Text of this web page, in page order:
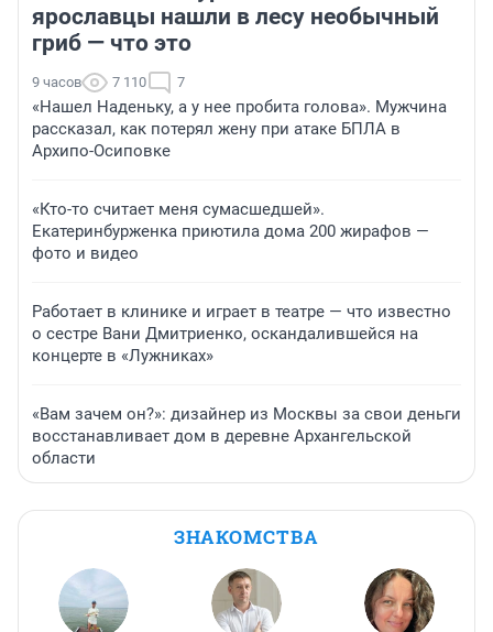
ярославцы нашли в лесу необычный
гриб — что это
9 часов 7 110 7
«Нашел Наденьку, а у нее пробита голова». Мужчина
рассказал, как потерял жену при атаке БПЛА в
Архипо-Осиповке
«Кто-то считает меня сумасшедшей».
Екатеринбурженка приютила дома 200 жирафов —
фото и видео
Работает в клинике и играет в театре — что известно
о сестре Вани Дмитриенко, оскандалившейся на
концерте в «Лужниках»
«Вам зачем он?»: дизайнер из Москвы за свои деньги
восстанавливает дом в деревне Архангельской
области
ЗНАКОМСТВА